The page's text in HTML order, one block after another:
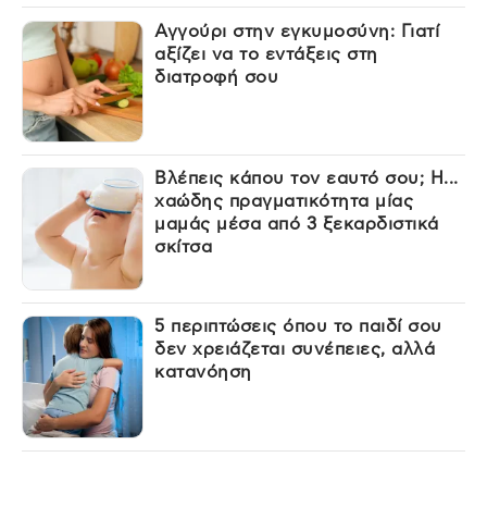
Αγγούρι στην εγκυμοσύνη: Γιατί
αξίζει να το εντάξεις στη
διατροφή σου
Βλέπεις κάπου τον εαυτό σου; Η...
χαώδης πραγματικότητα μίας
μαμάς μέσα από 3 ξεκαρδιστικά
σκίτσα
5 περιπτώσεις όπου το παιδί σου
δεν χρειάζεται συνέπειες, αλλά
κατανόηση